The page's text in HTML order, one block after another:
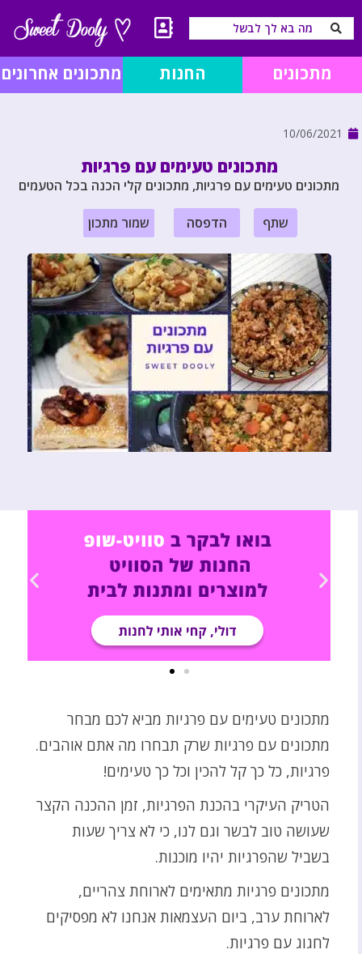
מתכונים החנות מתכונים אחרונים
10/06/2021
מתכונים טעימים עם פרגיות
מתכונים טעימים עם פרגיות, מתכונים קלי הכנה בכל הטעמים
שתף הדפסה שמור מתכון
מתכונים טעימים עם פרגיות מביא לכם מבחר
מתכונים עם פרגיות שרק תבחרו מה אתם אוהבים.
פרגיות, כל כך קל להכין וכל כך טעימים!
הטריק העיקרי בהכנת הפרגיות, זמן ההכנה הקצר
שעושה טוב לבשר וגם לנו, כי לא צריך שעות
בשביל שהפרגיות יהיו מוכנות.
מתכונים פרגיות מתאימים לארוחת צהריים,
לארוחת ערב, ביום העצמאות אנחנו לא מפסיקים
לחגוג עם פרגיות.